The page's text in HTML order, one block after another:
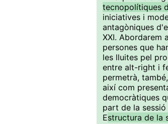
tecnopolítiques
iniciatives i
antagòniques
XXI. Abordarem
persones que
les lluites pel
entre alt-right i
permetrà,
així com
democràtiques
part de la
Estructura de la